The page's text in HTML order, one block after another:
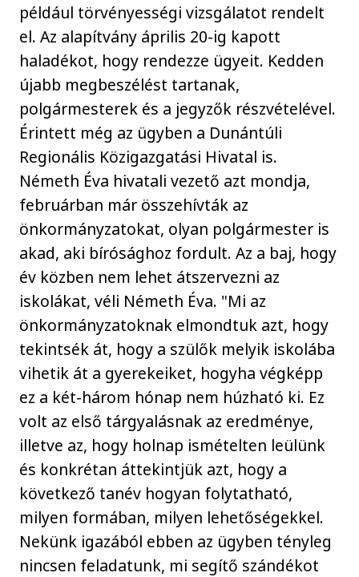
például törvényességi vizsgálatot rendelt
el. Az alapítvány április 20-ig kapott
haladékot, hogy rendezze ügyeit. Kedden
újabb megbeszélést tartanak,
polgármesterek és a jegyzők részvételével.
Érintett még az ügyben a Dunántúli
Regionális Közigazgatási Hivatal is.
Németh Éva hivatali vezető azt mondja,
februárban már összehívták az
önkormányzatokat, olyan polgármester is
akad, aki bírósághoz fordult. Az a baj, hogy
év közben nem lehet átszervezni az
iskolákat, véli Németh Éva. "Mi az
önkormányzatoknak elmondtuk azt, hogy
tekintsék át, hogy a szülők melyik iskolába
vihetik át a gyerekeiket, hogyha végképp
ez a két-három hónap nem húzható ki. Ez
volt az első tárgyalásnak az eredménye,
illetve az, hogy holnap ismételten leülünk
és konkrétan áttekintjük azt, hogy a
következő tanév hogyan folytatható,
milyen formában, milyen lehetőségekkel.
Nekünk igazából ebben az ügyben tényleg
nincsen feladatunk, mi segítő szándékot